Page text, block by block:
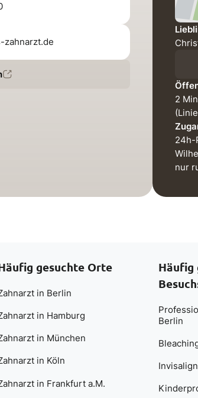
zahnarzt.de
2
24h-
nur
gesuchte Orte
in Berlin
in Hamburg
in München
in Köln
in Frankfurt a.M.
Häufig
Berlin